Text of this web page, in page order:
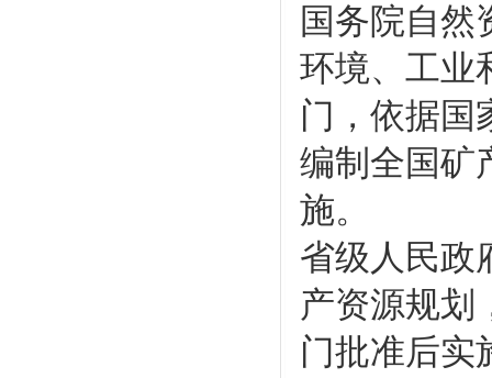
国务院自然
环境、工业
门，依据国
编制全国矿
施。
省级人民政
产资源规划
门批准后实